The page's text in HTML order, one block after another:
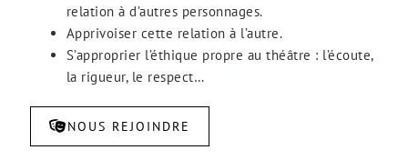
relation à d’autres personnages.
Apprivoiser cette relation à l’autre.
S’approprier l’éthique propre au théâtre : l’écoute,
la rigueur, le respect…
NOUS REJOINDRE